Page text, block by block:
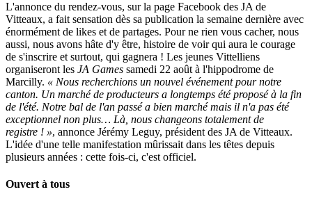
L'annonce du rendez-vous, sur la page Facebook des JA de
Vitteaux, a fait sensation dès sa publication la semaine dernière avec
énormément de likes et de partages. Pour ne rien vous cacher, nous
aussi, nous avons hâte d'y être, histoire de voir qui aura le courage
de s'inscrire et surtout, qui gagnera ! Les jeunes Vittelliens
organiseront les JA Games samedi 22 août à l'hippodrome de
Marcilly. « Nous recherchions un nouvel événement pour notre
canton. Un marché de producteurs a longtemps été proposé à la fin
de l'été. Notre bal de l'an passé a bien marché mais il n'a pas été
exceptionnel non plus… Là, nous changeons totalement de
registre ! », annonce Jérémy Leguy, président des JA de Vitteaux.
L'idée d'une telle manifestation mûrissait dans les têtes depuis
plusieurs années : cette fois-ci, c'est officiel.
Ouvert à tous